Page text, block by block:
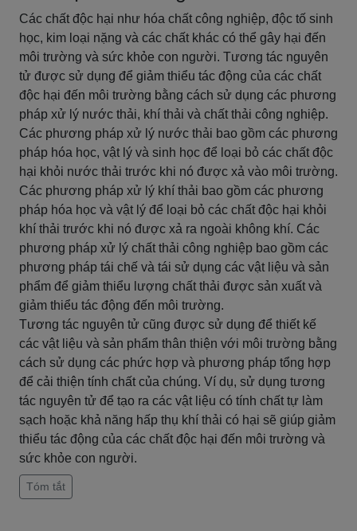
Các chất độc hại như hóa chất công nghiệp, độc tố sinh
học, kim loại nặng và các chất khác có thể gây hại đến
môi trường và sức khỏe con người. Tương tác nguyên
tử được sử dụng để giảm thiểu tác động của các chất
độc hại đến môi trường bằng cách sử dụng các phương
pháp xử lý nước thải, khí thải và chất thải công nghiệp.
Các phương pháp xử lý nước thải bao gồm các phương
pháp hóa học, vật lý và sinh học để loại bỏ các chất độc
hại khỏi nước thải trước khi nó được xả vào môi trường.
Các phương pháp xử lý khí thải bao gồm các phương
pháp hóa học và vật lý để loại bỏ các chất độc hại khỏi
khí thải trước khi nó được xả ra ngoài không khí. Các
phương pháp xử lý chất thải công nghiệp bao gồm các
phương pháp tái chế và tái sử dụng các vật liệu và sản
phẩm để giảm thiểu lượng chất thải được sản xuất và
giảm thiểu tác động đến môi trường.
Tương tác nguyên tử cũng được sử dụng để thiết kế
các vật liệu và sản phẩm thân thiện với môi trường bằng
cách sử dụng các phức hợp và phương pháp tổng hợp
để cải thiện tính chất của chúng. Ví dụ, sử dụng tương
tác nguyên tử để tạo ra các vật liệu có tính chất tự làm
sạch hoặc khả năng hấp thụ khí thải có hại sẽ giúp giảm
thiểu tác động của các chất độc hại đến môi trường và
sức khỏe con người.
Tóm tắt